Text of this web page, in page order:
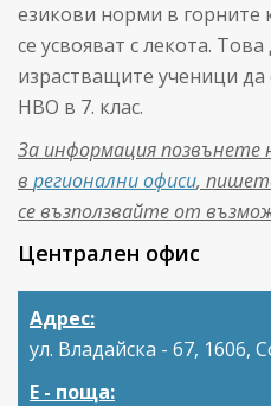
езикови норми в горните
се усвояват с лекота.
израстващите ученици да
НВО в 7. клас.
За информация позвънете
в регионални офиси,
се възползвайте от
Централен офис
Адрес:
ул. Владайска - 67, 1606,
Е - поща: